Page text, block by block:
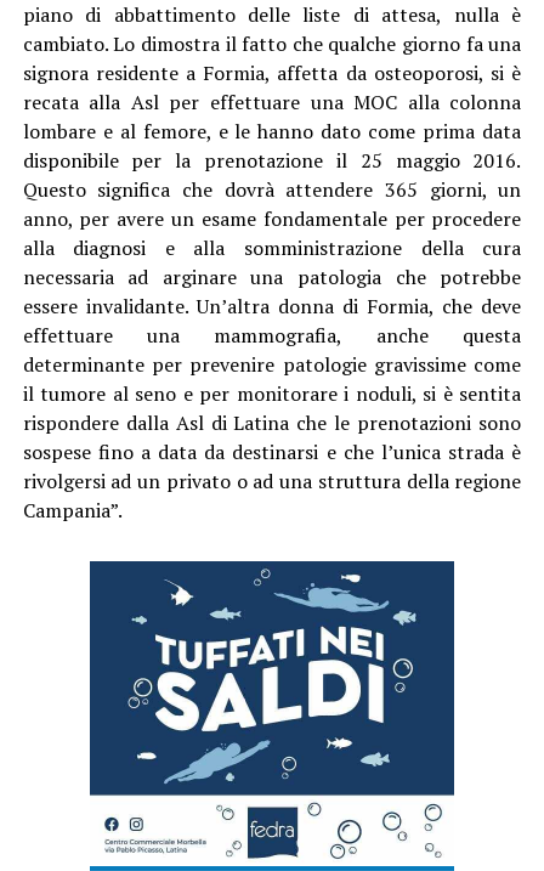
piano di abbattimento delle liste di attesa, nulla è
cambiato. Lo dimostra il fatto che qualche giorno fa una
signora residente a Formia, affetta da osteoporosi, si è
recata alla Asl per effettuare una MOC alla colonna
lombare e al femore, e le hanno dato come prima data
disponibile per la prenotazione il 25 maggio 2016.
Questo significa che dovrà attendere 365 giorni, un
anno, per avere un esame fondamentale per procedere
alla diagnosi e alla somministrazione della cura
necessaria ad arginare una patologia che potrebbe
essere invalidante. Un’altra donna di Formia, che deve
effettuare una mammografia, anche questa
determinante per prevenire patologie gravissime come
il tumore al seno e per monitorare i noduli, si è sentita
rispondere dalla Asl di Latina che le prenotazioni sono
sospese fino a data da destinarsi e che l’unica strada è
rivolgersi ad un privato o ad una struttura della regione
Campania”.